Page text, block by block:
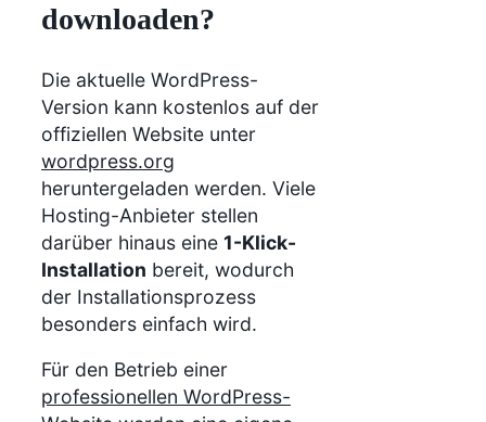
downloaden?
Die aktuelle WordPress-
Version kann kostenlos auf der
offiziellen Website unter
wordpress.org
heruntergeladen werden. Viele
Hosting-Anbieter stellen
darüber hinaus eine 1-Klick-
Installation bereit, wodurch
der Installationsprozess
besonders einfach wird.
Für den Betrieb einer
professionellen WordPress-